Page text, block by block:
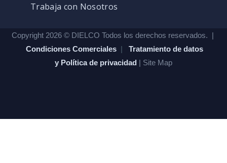
Trabaja con Nosotros
Copyright 2026 © DIELCO Todos los derechos reservados. |
Condiciones Comerciales | Tratamiento de datos
y Política de privacidad | Site Map